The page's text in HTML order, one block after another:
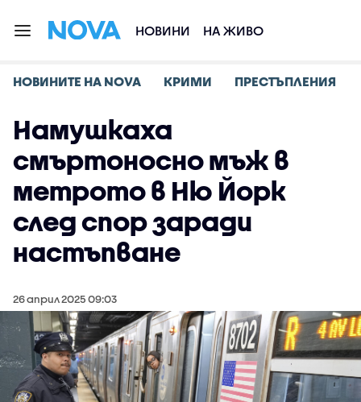
НОВИНИ НА ЖИВО
НОВИНИТЕ НА NOVA КРИМИ ПРЕСТЪПЛЕНИЯ
Намушкаха
смъртоносно мъж в
метрото в Ню Йорк
след спор заради
настъпване
26 април 2025 09:03